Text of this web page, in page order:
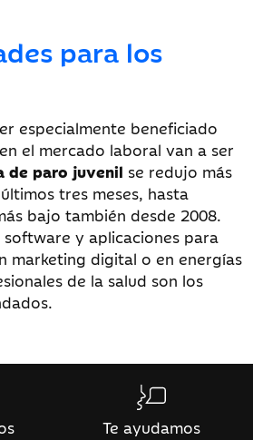
para los
especialmente beneficiado
el mercado laboral van a ser
de paro juvenil se redujo más
tres meses, hasta
bajo también desde 2008.
y aplicaciones para
marketing digital o en energías
de la salud son los
Te ayudamos